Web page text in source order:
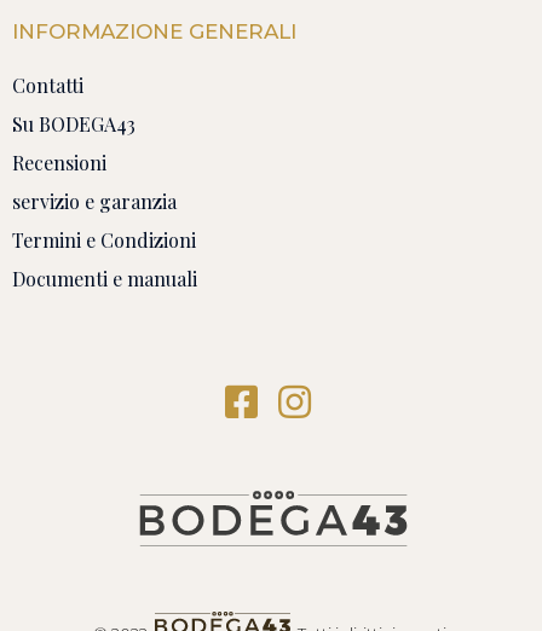
INFORMAZIONE GENERALI
Contatti
Su BODEGA43
Recensioni
servizio e garanzia
Termini e Condizioni
Documenti e manuali